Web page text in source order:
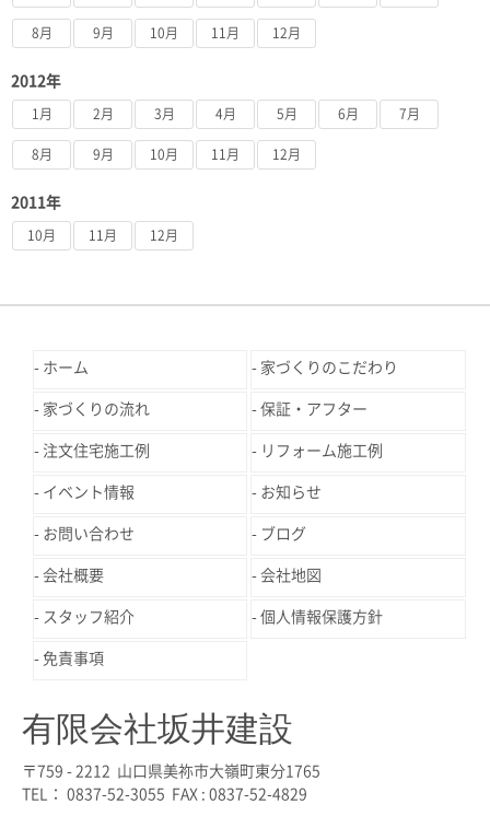
8月 9月 10月 11月 12月
2012年
1月 2月 3月 4月 5月 6月 7月
8月 9月 10月 11月 12月
2011年
10月 11月 12月
ホーム 家づくりのこだわり
家づくりの流れ 保証・アフター
注文住宅施工例 リフォーム施工例
イベント情報 お知らせ
お問い合わせ ブログ
会社概要 会社地図
スタッフ紹介 個人情報保護方針
免責事項
有限会社坂井建設
〒759 - 2212 山口県美祢市大嶺町東分1765
TEL： 0837-52-3055 FAX : 0837-52-4829